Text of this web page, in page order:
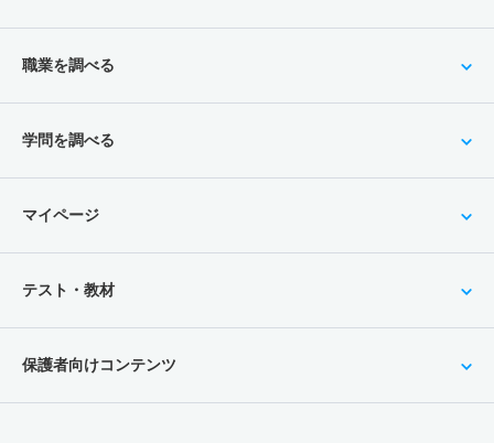
職業を調べる
学問を調べる
マイページ
テスト・教材
保護者向けコンテンツ